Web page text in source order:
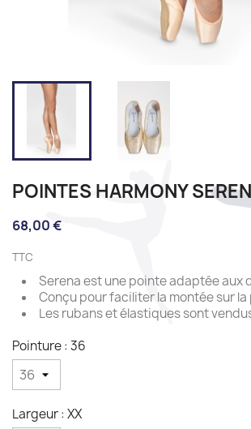
POINTES HARMONY
68,00 €
TTC
Serena est une pointe adaptée aux
Conçu pour faciliter la montée sur
Les rubans et élastiques sont
Pointure : 36
Largeur : XX